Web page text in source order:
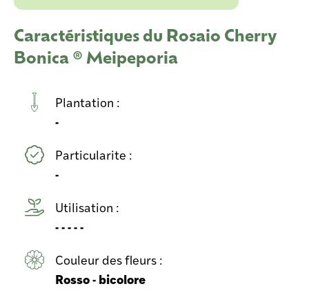
Caractéristiques du Rosaio Cherry
Bonica ® Meipeporia
Plantation :
-
Particularite :
-
Utilisation :
- - - - -
Couleur des fleurs :
Rosso - bicolore